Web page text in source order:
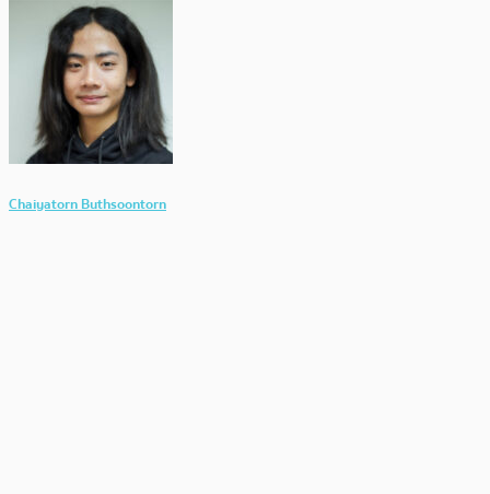
Chaiyatorn Buthsoontorn